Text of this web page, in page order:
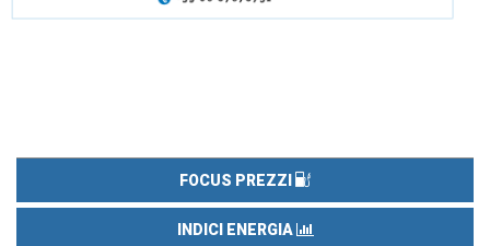
FOCUS PREZZI
INDICI ENERGIA